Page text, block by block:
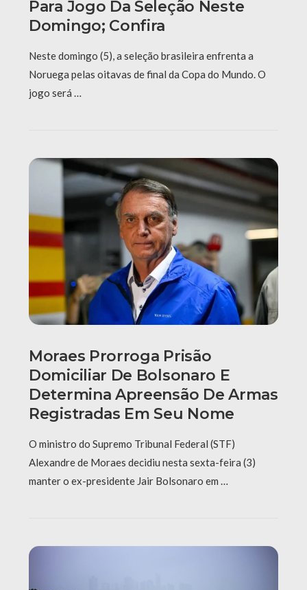
Para Jogo Da Seleção Neste
Domingo; Confira
Neste domingo (5), a seleção brasileira enfrenta a
Noruega pelas oitavas de final da Copa do Mundo. O
jogo será …
Moraes Prorroga Prisão
Domiciliar De Bolsonaro E
Determina Apreensão De Armas
Registradas Em Seu Nome
O ministro do Supremo Tribunal Federal (STF)
Alexandre de Moraes decidiu nesta sexta-feira (3)
manter o ex-presidente Jair Bolsonaro em …